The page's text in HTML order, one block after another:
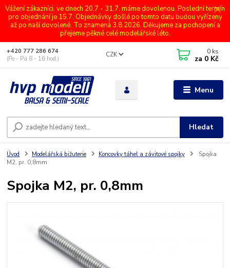
Vážení zákazníci, ve dnech 20.7 - 31.7. máme dovolenou. Poslední termín
pro objednání je 15.7. Objednávky došlé po tomto datu budou vyřízeny
až po naší dovolené. To znamená 3.8.2026. Děkujeme za pochopení a
přejeme pěkné celé modelářské léto.
Menu
CZK
Hledat
+420 777 286 674
(Po - Pá 8 - 16 hod.)
0 ks
za 0 Kč
Úvod Modelářská bižuterie Koncovky táhel a závitové spojky
Spojka
M2, pr. 0,8mm
Spojka M2, pr. 0,8mm